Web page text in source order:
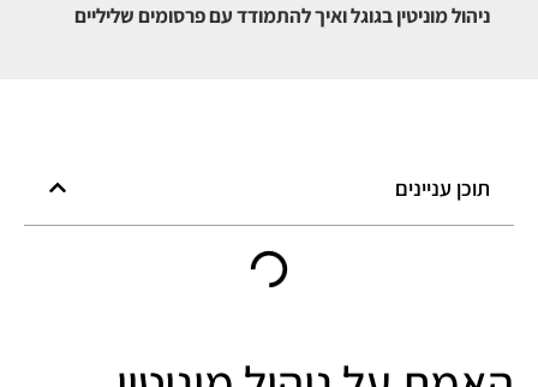
ניהול מוניטין בגוגל ואיך להתמודד עם פרסומים שליליים
תוכן עניינים